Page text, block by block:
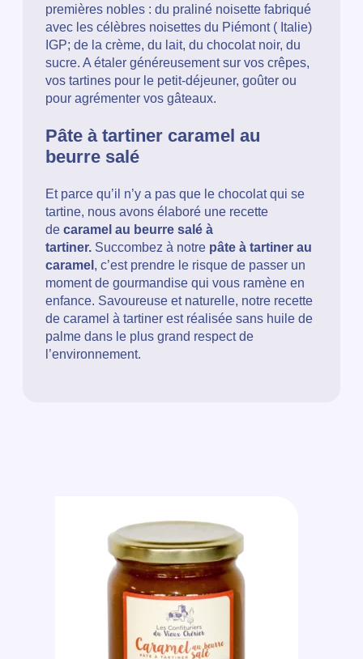
premières nobles : du praliné noisette fabriqué
avec les célèbres noisettes du Piémont ( Italie)
IGP; de la crème, du lait, du chocolat noir, du
sucre. A étaler généreusement sur vos crêpes,
vos tartines pour le petit-déjeuner, goûter ou
pour agrémenter vos gâteaux.
Pâte à tartiner caramel au
beurre salé
Et parce qu’il n’y a pas que le chocolat qui se
tartine, nous avons élaboré une recette
de caramel au beurre salé à
tartiner. Succombez à notre pâte à tartiner au
caramel , c’est prendre le risque de passer un
moment de gourmandise qui vous ramène en
enfance. Savoureuse et naturelle, notre recette
de caramel à tartiner est réalisée sans huile de
palme dans le plus grand respect de
l’environnement.